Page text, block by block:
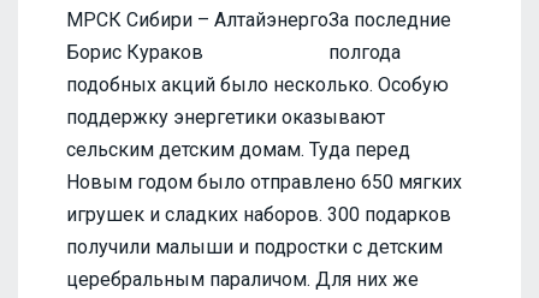
МРСК Сибири – Алтайэнерго
Борис Кураков
За последние
полгода
подобных акций было несколько. Особую
поддержку энергетики оказывают
сельским детским домам. Туда перед
Новым годом было отправлено 650 мягких
игрушек и сладких наборов. 300 подарков
получили малыши и подростки с детским
церебральным параличом. Для них же